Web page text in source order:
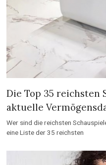
Die Top 35 reichsten
aktuelle
Wer sind die reichsten
eine Liste der 35 reichsten